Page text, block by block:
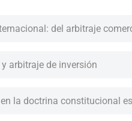
del arbitraje
arbitraje de inversión
la doctrina constitucional